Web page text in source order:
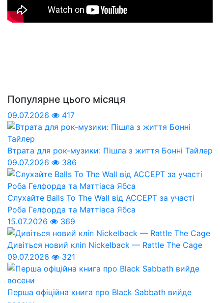
Популярне цього місяця
09.07.2026 417
Втрата для рок-музики: Пішла з життя Бонні Тайлер
09.07.2026
386
Слухайте Balls To The Wall від ACCEPT за участі
Роба Гелфорда та Маттіаса Ябса
15.07.2026
369
Дивіться новий кліп Nickelback — Rattle The Cage
09.07.2026
321
Перша офіційна книга про Black Sabbath вийде